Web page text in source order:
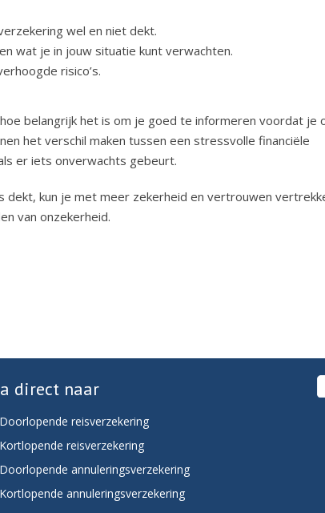
wel en niet dekt.
wat je in jouw situatie kunt verwachten.
risico’s.
belangrijk het is om je goed te informeren voordat je
het verschil maken tussen een stressvolle financiële
er iets onverwachts gebeurt.
kun je met meer zekerheid en vertrouwen
van onzekerheid.
direct naar
reisverzekering
reisverzekering
annuleringsverzekering
annuleringsverzekering